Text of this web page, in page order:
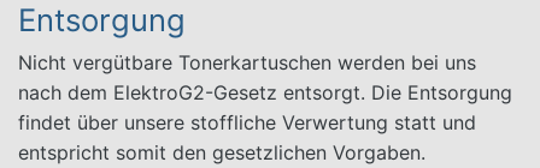
Entsorgung
Nicht vergütbare Tonerkartuschen werden bei uns
nach dem ElektroG2-Gesetz entsorgt. Die Entsorgung
findet über unsere stoffliche Verwertung statt und
entspricht somit den gesetzlichen Vorgaben.